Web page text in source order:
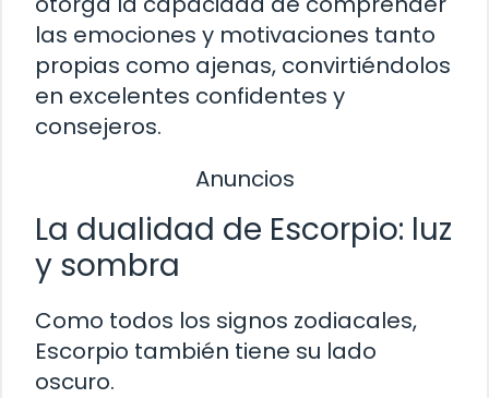
las emociones y motivaciones tanto
propias como ajenas, convirtiéndolos
en excelentes confidentes y
consejeros.
Anuncios
La dualidad de Escorpio: luz
y sombra
Como todos los signos zodiacales,
Escorpio también tiene su lado
oscuro.